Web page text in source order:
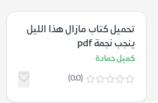
تحميل كتاب مازال هذا الليل
ينجب نجمة pdf
كميل حمادة
(0.0)